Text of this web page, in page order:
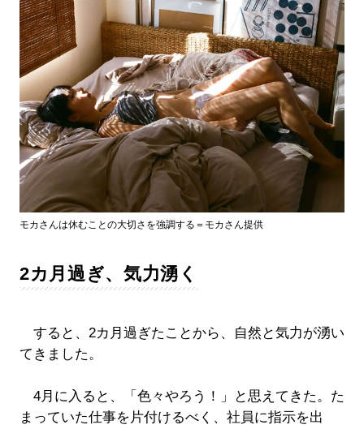
モカさんは休むことの大切さを強調する＝モカさん提供
2カ月過ぎ、気力湧く
すると、2カ月過ぎたことから、自然と気力が湧い
てきました。
4月に入ると、「色々やろう！」と思えてきた。た
まっていた仕事を片付けるべく、社員に指示を出